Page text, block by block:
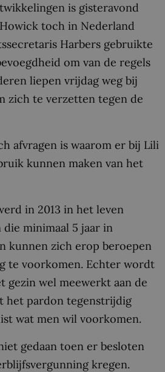
is gisteravond
toch in Nederland
Harbers gebruikte
om van de regels
liepen vrijdag weg bij
zich te verzetten tegen de
afvragen is waarom er bij Lili
kunnen maken van het
in 2013 in het leven
minimaal 5 jaar in
kunnen zich erop beroepen
te voorkomen. Echter wordt
gezin wel meewerkt aan de
het pardon tegenstrijdig
wat men wil voorkomen.
gedaan toen er besloten
kregen.